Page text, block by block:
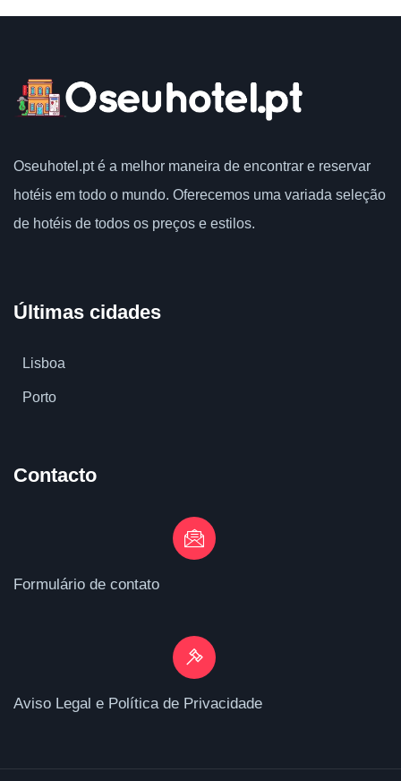
Oseuhotel.pt é a melhor maneira de encontrar e reservar
hotéis em todo o mundo. Oferecemos uma variada seleção
de hotéis de todos os preços e estilos.
Últimas cidades
Lisboa
Porto
Contacto
Formulário de contato
Aviso Legal e Política de Privacidade